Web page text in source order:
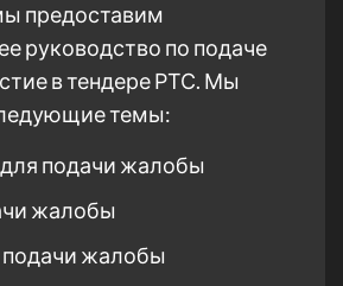
предоставим
руководство по подаче
в тендере РТС. Мы
темы:
подачи жалобы
жалобы
жалобы